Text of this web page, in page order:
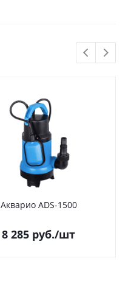
Акварио ADS-1500
8 285 руб./шт